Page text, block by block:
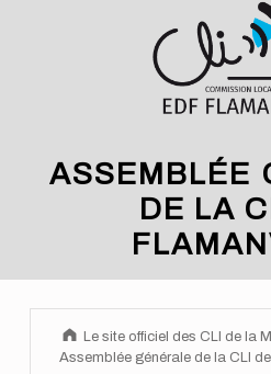
ASSEMBLÉE
DE LA
Le site officiel des CLI de la
Assemblée générale de la CLI